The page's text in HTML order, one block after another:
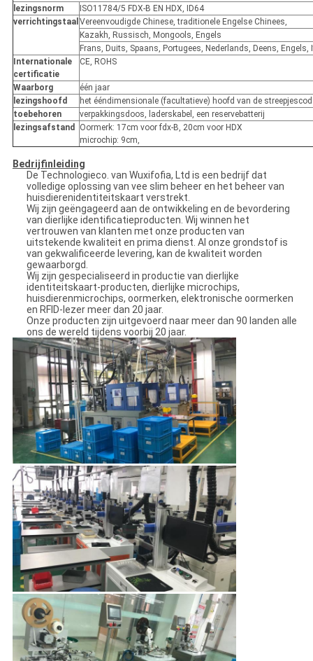
lezingsnorm
ISO11784/5 FDX-B EN HDX, ID64
verrichtingstaal Vereenvoudigde Chinese, traditionele Engelse Chinees,
Kazakh, Russisch, Mongools, Engels
Frans, Duits, Spaans, Portugees, Nederlands, Deens, Engels,
Internationale
certificatie
CE, ROHS
Waarborg
één jaar
lezingshoofd
het ééndimensionale (facultatieve) hoofd van de
toebehoren
verpakkingsdoos, laderskabel, een reservebatterij
lezingsafstand
Oormerk: 17cm voor fdx-B, 20cm voor HDX
microchip: 9cm,
Bedrijfinleiding
De Technologieco. van Wuxifofia, Ltd is een bedrijf dat
volledige oplossing van vee slim beheer en het beheer van
huisdierenidentiteitskaart verstrekt.
Wij zijn geëngageerd aan de ontwikkeling en de bevordering
van dierlijke identificatieproducten. Wij winnen het
vertrouwen van klanten met onze producten van
uitstekende kwaliteit en prima dienst. Al onze grondstof is
van gekwalificeerde levering, kan de kwaliteit worden
gewaarborgd.
Wij zijn gespecialiseerd in productie van dierlijke
identiteitskaart-producten, dierlijke microchips,
huisdierenmicrochips, oormerken, elektronische oormerken
en RFID-lezer meer dan 20 jaar.
Onze producten zijn uitgevoerd naar meer dan 90 landen alle
ons de wereld tijdens voorbij 20 jaar.